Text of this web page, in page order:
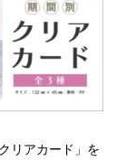
リアカード」を